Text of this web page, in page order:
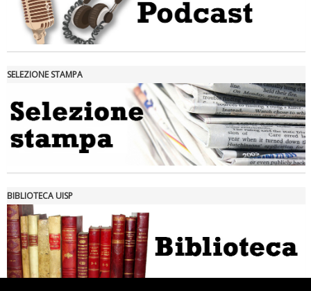
Tiziano Pesce nel Cda di Fondazione Terzjus: prima riunione a
SELEZIONE STAMPA
BIBLIOTECA UISP